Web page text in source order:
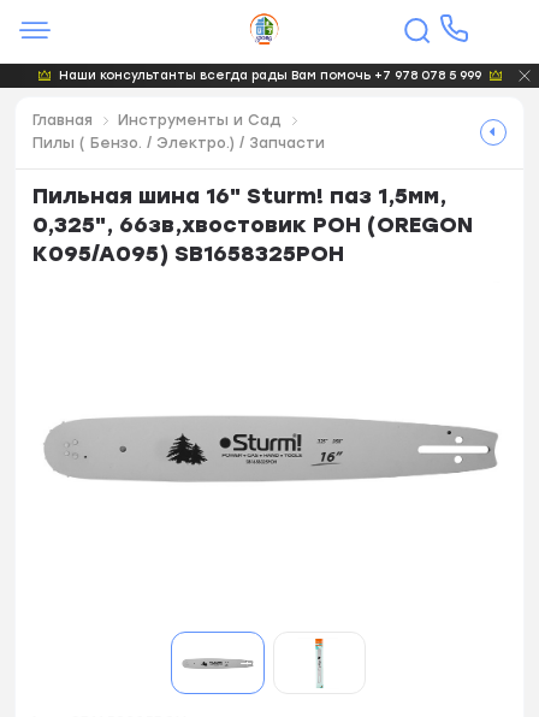
Наши консультанты всегда рады Вам помочь +7 978 078 5 999
Главная
Инструменты и Сад
Пилы ( Бензо. / Электро.) / Запчасти
Пильная шина 16" Sturm! паз 1,5мм,
0,325", 66зв,хвостовик POH (OREGON
K095/A095) SB1658325POH